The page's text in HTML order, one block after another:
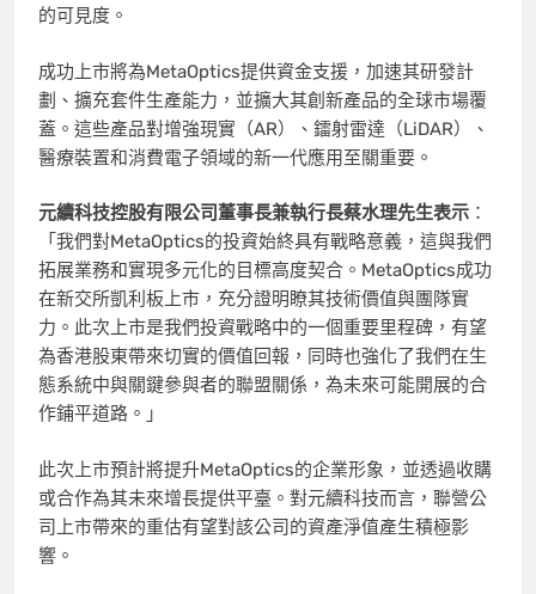
的可見度。
成功上市將為MetaOptics提供資金支援，加速其研發計
劃、擴充套件生產能力，並擴大其創新產品的全球市場覆
蓋。這些產品對增強現實（AR）、鐳射雷達（LiDAR）、
醫療裝置和消費電子領域的新一代應用至關重要。
元續科技控股有限公司董事長兼執行長蔡水理先生表示 ：
「我們對MetaOptics的投資始終具有戰略意義，這與我們
拓展業務和實現多元化的目標高度契合。MetaOptics成功
在新交所凱利板上市，充分證明瞭其技術價值與團隊實
力。此次上市是我們投資戰略中的一個重要里程碑，有望
為香港股東帶來切實的價值回報，同時也強化了我們在生
態系統中與關鍵參與者的聯盟關係，為未來可能開展的合
作鋪平道路。」
此次上市預計將提升MetaOptics的企業形象，並透過收購
或合作為其未來增長提供平臺。對元續科技而言，聯營公
司上市帶來的重估有望對該公司的資產淨值產生積極影
響。